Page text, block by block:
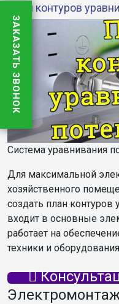
План контуров
Система уравнивания
Для максимальной
хозяйственного
создать план контуров
входит в основные
работает на
техники и
ЗАКАЗАТЬ ЗВОНОК